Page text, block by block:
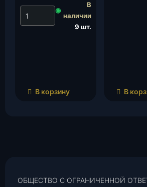
66), шт.
◉
В
наличии
9 шт.
В корзину В
ОБЩЕСТВО С ОГРАНИЧЕННОЙ